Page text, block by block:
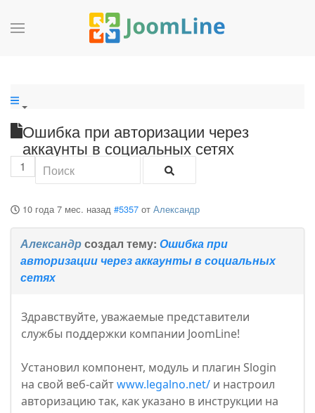
Ошибка при авторизации через
аккаунты в социальных сетях
1
10 года 7 мес. назад #5357 от Александр
Александрсоздал тему: Ошибка при
авторизации через аккаунты в социальных
сетях
Здравствуйте, уважаемые представители
службы поддержки компании JoomLine!
Установил компонент, модуль и плагин Slogin
на свой веб-сайтwww.legalno.net/ и настроил
авторизацию так, как указано в инструкции на